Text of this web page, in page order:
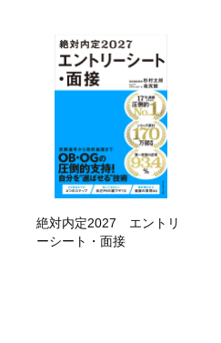
絶対内定2027 エントリ
ーシート・面接